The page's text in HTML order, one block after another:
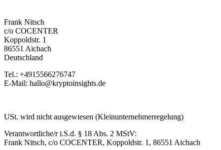
Frank Nitsch
c/o COCENTER
Koppoldstr. 1
86551 Aichach
Deutschland
Tel.: +4915566276747
E-Mail: hallo@kryptoinsights.de
USt. wird nicht ausgewiesen (Kleinunternehmerregelung)
Verantwortliche/r i.S.d. § 18 Abs. 2 MStV:
Frank Nitsch, c/o COCENTER, Koppoldstr. 1, 86551 Aichach